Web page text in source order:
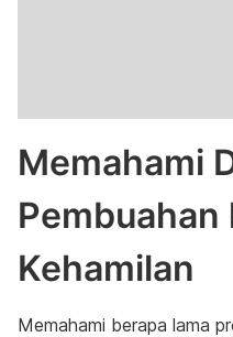
Memahami
Pembuahan
Kehamilan
Memahami berapa lama